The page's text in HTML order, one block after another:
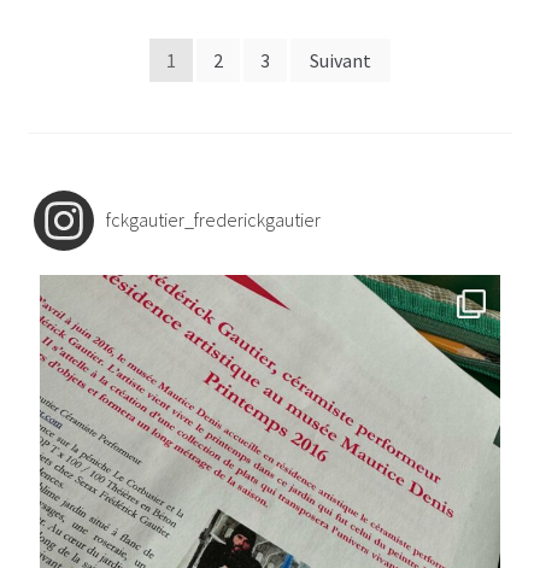
Navigation
1 2 3 Suivant
fckgautier_frederickgautier